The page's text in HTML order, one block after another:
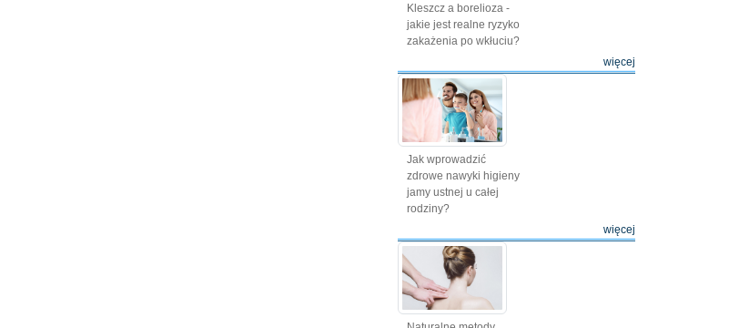
Kleszcz a borelioza -
jakie jest realne ryzyko
zakażenia po wkłuciu?
więcej
Jak wprowadzić
zdrowe nawyki higieny
jamy ustnej u całej
rodziny?
więcej